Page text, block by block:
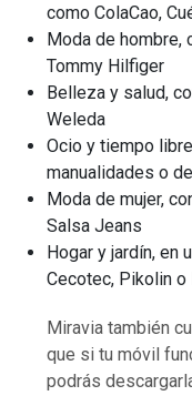
como ColaCao,
Moda de hombre,
Tommy Hilfiger
Belleza y salud,
Weleda
Ocio y tiempo
manualidades o
Moda de mujer,
Salsa Jeans
Hogar y jardín, en
Cecotec, Pikolin o
Miravia también
que si tu móvil
podrás